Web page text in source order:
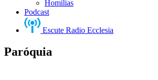
Homilias
Podcast
Escute Radio Ecclesia
Paróquia